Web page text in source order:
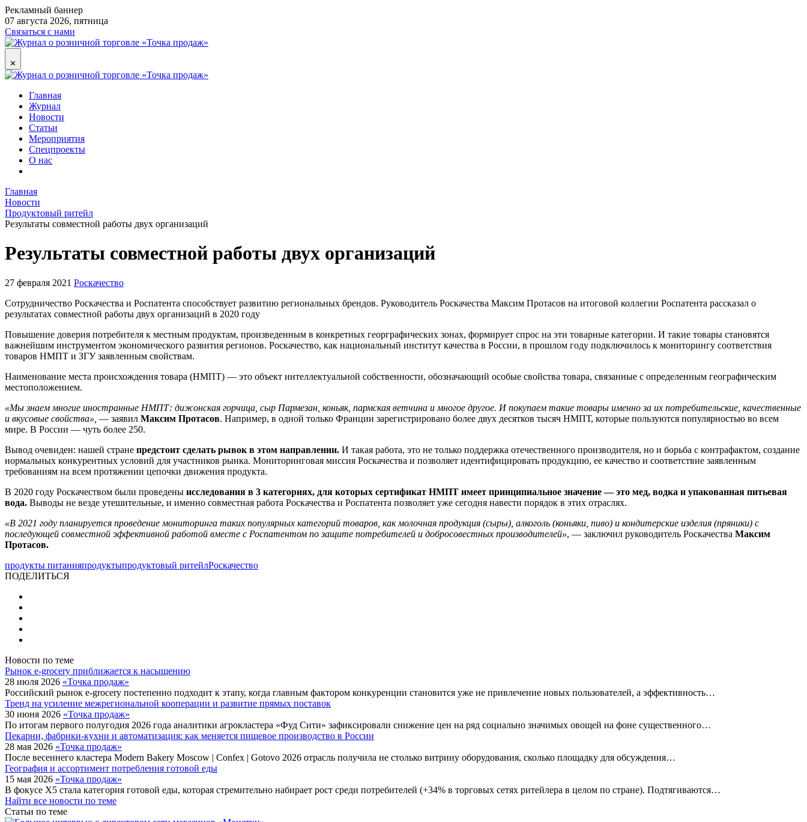
Рекламный баннер
07 августа 2026, пятница
Связаться с нами
✕
Главная
Журнал
Новости
Статьи
Мероприятия
Спецпроекты
О нас
Главная
Новости
Продуктовый ритейл
Результаты совместной работы двух организаций
Результаты совместной работы двух организаций
27 февраля 2021 Роскачество
Сотрудничество Роскачества и Роспатента способствует развитию региональных брендов. Руководитель Роскачества Максим Протасов на итоговой коллегии Роспатента рассказал о
результатах совместной работы двух организаций в 2020 году
Повышение доверия потребителя к местным продуктам, произведенным в конкретных георграфических зонах, формирует спрос на эти товарные категории. И такие товары становятся
важнейшим инструментом экономического развития регионов. Роскачество, как национальный институт качества в России, в прошлом году подключилось к мониторингу соответствия
товаров НМПТ и ЗГУ заявленным свойствам.
Наименование места происхождения товара (НМПТ) — это объект интеллектуальной собственности, обозначающий особые свойства товара, связанные с определенным географическим
местоположением.
«Мы знаем многие иностранные НМПТ: дижонская горчица, сыр Пармезан, коньяк, пармская ветчина и многое другое. И покупаем такие товары именно за их потребительские, качественные
и вкусовые свойства», — заявил Максим Протасов. Например, в одной только Франции зарегистрировано более двух десятков тысяч НМПТ, которые пользуются популярностью во всем
мире. В России — чуть более 250.
Вывод очевиден: нашей стране предстоит сделать рывок в этом направлении. И такая работа, это не только поддержка отечественного производителя, но и борьба с контрафактом, создание
нормальных конкурентных условий для участников рынка. Мониторинговая миссия Роскачества и позволяет идентифицировать продукцию, ее качество и соответствие заявленным
требованиям на всем протяжении цепочки движения продукта.
В 2020 году Роскачеством были проведены исследования в 3 категориях, для которых сертификат НМПТ имеет принципиальное значение — это мед, водка и упакованная питьевая
вода. Выводы не везде утешительные, и именно совместная работа Роскачества и Роспатента позволяет уже сегодня навести порядок в этих отраслях.
«В 2021 году планируется проведение мониторинга таких популярных категорий товаров, как молочная продукция (сыры), алкоголь (коньяки, пиво) и кондитерские изделия (пряники) с
последующей совместной эффективной работой вместе с Роспатентом по защите потребителей и добросовестных производителей», — заключил руководитель Роскачества Максим
Протасов.
продукты питанияпродуктыпродуктовый ритейлРоскачество
ПОДЕЛИТЬСЯ
Новости по теме
Рынок e-grocery приближается к насыщению
28 июля 2026 «Точка продаж»
Российский рынок e-grocery постепенно подходит к этапу, когда главным фактором конкуренции становится уже не привлечение новых пользователей, а эффективность…
Тренд на усиление межрегиональной кооперации и развитие прямых поставок
30 июня 2026 «Точка продаж»
По итогам первого полугодия 2026 года аналитики агрокластера «Фуд Сити» зафиксировали снижение цен на ряд социально значимых овощей на фоне существенного…
Пекарни, фабрики-кухни и автоматизация: как меняется пищевое производство в России
28 мая 2026 «Точка продаж»
После весеннего кластера Modern Bakery Moscow | Confex | Gotovo 2026 отрасль получила не столько витрину оборудования, сколько площадку для обсуждения…
География и ассортимент потребления готовой еды
15 мая 2026 «Точка продаж»
В фокусе X5 стала категория готовой еды, которая стремительно набирает рост среди потребителей (+34% в торговых сетях ритейлера в целом по стране). Подтягиваются…
Найти все новости по теме
Статьи по теме